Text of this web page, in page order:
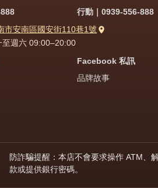
行動｜0939-556-888
市安南區國安街110巷1號
至週六 09:00–20:00
Facebook 私訊
品牌故事
防詐騙提醒：本店不會要求操作 ATM、
款或提供銀行密碼。